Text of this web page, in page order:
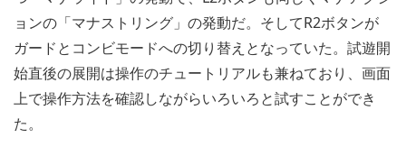
ョンの「マナストリング」の発動だ。そしてR2ボタンが
ガードとコンビモードへの切り替えとなっていた。試遊開
始直後の展開は操作のチュートリアルも兼ねており、画面
上で操作方法を確認しながらいろいろと試すことができ
た。